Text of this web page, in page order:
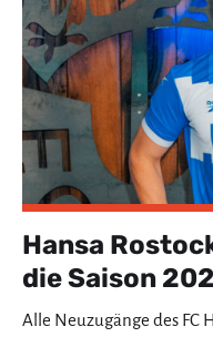
Hansa
die Saison
Alle Neuzugänge des FC